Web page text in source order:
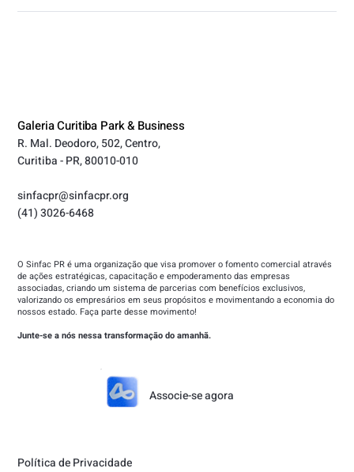
Galeria Curitiba Park & Business
R. Mal. Deodoro, 502, Centro,
Curitiba - PR, 80010-010
sinfacpr@sinfacpr.org
(41) 3026-6468
O Sinfac PR é uma organização que visa promover o fomento comercial através
de ações estratégicas, capacitação e empoderamento das empresas
associadas, criando um sistema de parcerias com benefícios exclusivos,
valorizando os empresários em seus propósitos e movimentando a economia do
nossos estado. Faça parte desse movimento!
Junte-se a nós nessa transformação do amanhã.
Associe-se agora
Política de Privacidade